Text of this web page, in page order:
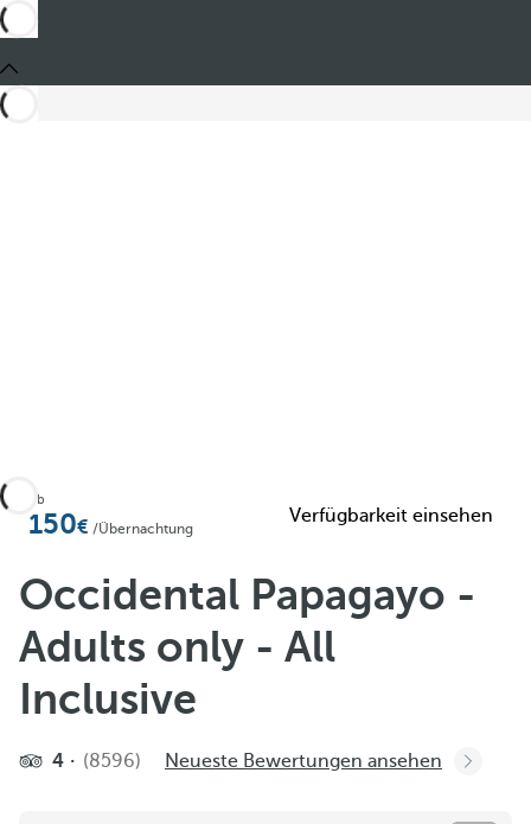
Zu Favoriten hinzufügen
Weitere Fotos und Videos ansehen
Ab
150 /Übernachtung
Verfügbarkeit einsehen
Occidental Papagayo -
Adults only - All
Inclusive
4 (8596) Neueste Bewertungen ansehen